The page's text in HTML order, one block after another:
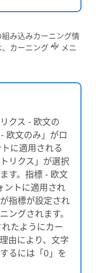
み込みカーニング情
カーニング
メニ
クス - 欧文の
欧文のみ」がロ
に適用される
リクス」が選択
す。指標 - 欧文
ントに適用され
指標が設定され
ングされます。
たようにカー
由により、文字
るには「0」を